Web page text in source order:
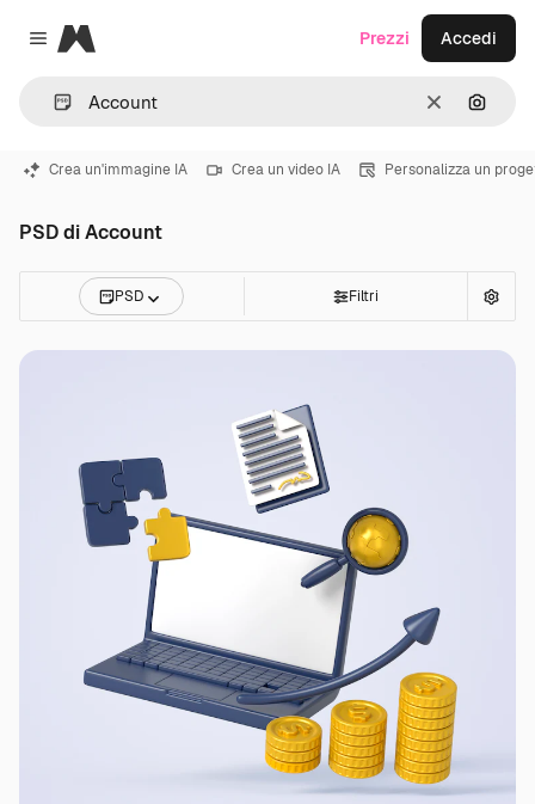
Close menu
Magnific
CancellaCerca
Prezzi Accedi
Crea un'immagine IA Crea un video IA Personalizza un
PSD di Account
PSD Filtri